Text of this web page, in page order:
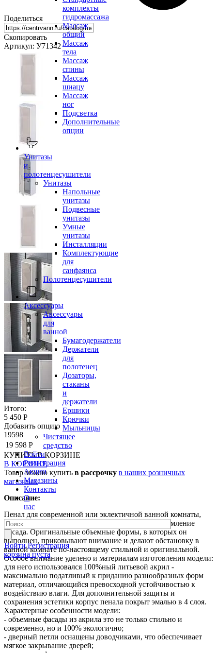
комплекты
гидромассажа
Массаж
общий
Массаж
тела
Массаж
спины
Массаж
шиацу
Массаж
ног
Подсветка
Дополнительные
опции
Унитазы
и
полотенцесушители
Унитазы
Напольные
унитазы
Подвесные
унитазы
Умные
унитазы
Инсталляции
Комплектующие
для
санфаянса
Полотенцесушители
Аксессуары
Аксессуары
для
ванной
Бумагодержатели
Держатели
для
полотенец
Дозаторы,
стаканы
и
держатели
Ершики
Крючки
Мыльницы
Чистящее
средство
Войти
Регистрация
Акции
Магазины
Контакты
О
нас
Войти Регистрация
корзина пуста
Поделиться
Скопировать
Артикул: У71342
Итого:
5 450 Р
Добавить опцию
19598
19 598 Р
КУПИТЬ В КОРЗИНЕ
В КОРЗИНЕ
Товар можно купить в рассрочку в наших розничных
магазинах
Описание:
Пенал для современной или эклектичной ванной комнаты,
главным героем которого становится смелое оформление
фасада. Оригинальные объемные формы, в которых он
выполнен, приковывают внимание и делают обстановку в
ванной комнате по-настоящему стильной и оригинальной.
Особое внимание уделено и материалам изготовления модели:
для него использовался 100%ный литьевой акрил -
максимально податливый к приданию разнообразных форм
материал, отличающийся превосходной устойчивостью к
воздействию влаги. Для дополнительной защиты и
сохранения эстетики корпус пенала покрыт эмалью в 4 слоя.
Характерные особенности модели:
- объемные фасады из акрила это не только стильно и
современно, но и 100% экологично;
- дверный петли оснащены доводчиками, что обеспечивает
мягкое закрывание дверей;